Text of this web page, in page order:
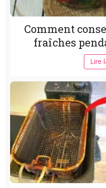
Comment
fraîches
Lire